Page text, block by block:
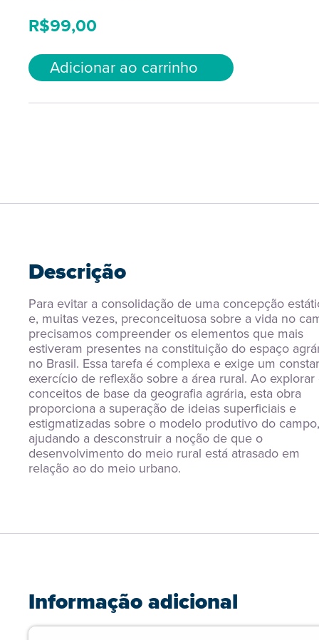
R$99,00
Adicionar ao carrinho
Descrição
Para evitar a consolidação de uma concepção
e, muitas vezes, preconceituosa sobre a vida no
precisamos compreender os elementos que mais
estiveram presentes na constituição do espaço
no Brasil. Essa tarefa é complexa e exige um
exercício de reflexão sobre a área rural. Ao explorar
conceitos de base da geografia agrária, esta obra
proporciona a superação de ideias superficiais e
estigmatizadas sobre o modelo produtivo do campo,
ajudando a desconstruir a noção de que o
desenvolvimento do meio rural está atrasado em
relação ao do meio urbano.
Informação adicional